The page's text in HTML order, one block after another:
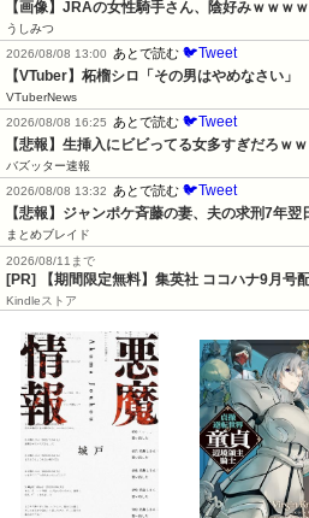
【画像】JRAの女性騎手さん、陰好みｗｗｗ
うしみつ
2026/08/08 13:00
あとで読む 🐦Tweet
【VTuber】柘榴シロ「その男はやめなさい」
VTuberNews
2026/08/08 16:25
あとで読む 🐦Tweet
【悲報】生挿入にビビってる女多すぎだろｗ
バズッター速報
2026/08/08 13:32
あとで読む 🐦Tweet
【悲報】ジャンポケ斉藤の妻、夫の求刑7年
まとめブレイド
2026/08/11まで
[PR] 【期間限定無料】集英社 ココハナ9月号
Kindleストア